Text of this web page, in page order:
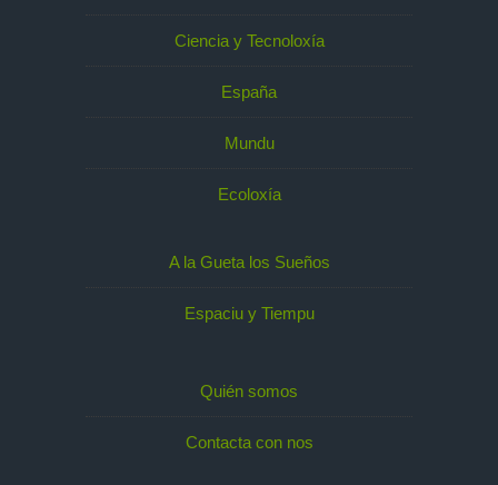
Ciencia y Tecnoloxía
España
Mundu
Ecoloxía
A la Gueta los Sueños
Espaciu y Tiempu
Quién somos
Contacta con nos